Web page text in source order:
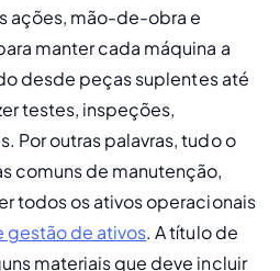
ações, mão-de-obra e
manter cada máquina a
desde peças suplentes até
testes, inspeções,
Por outras palavras, tudo o
comuns de manutenção,
todos os ativos operacionais
gestão de ativos. A título de
materiais que deve incluir